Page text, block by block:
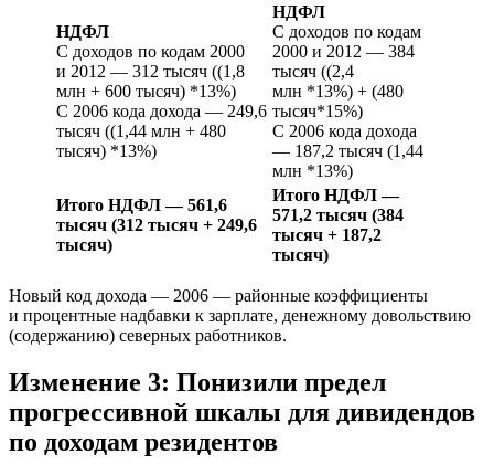
НДФЛ
С доходов по кодам 2000
и 2012 — 312 тысяч ((1,8
млн + 600 тысяч) *13%)
С 2006 кода дохода — 249,6
тысяч ((1,44 млн + 480
тысяч) *13%)
НДФЛ
С доходов по кодам
2000 и 2012 — 384
тысяч ((2,4
млн *13%) + (480
тысяч*15%)
С 2006 кода дохода
— 187,2 тысяч (1,44
млн *13%)
Итого НДФЛ — 561,6
тысяч (312 тысяч + 249,6
тысяч)
Итого НДФЛ —
571,2 тысяч (384
тысяч + 187,2
тысяч)
Новый код дохода — 2006 — районные коэффициенты
и процентные надбавки к зарплате, денежному довольствию
(содержанию) северных работников.
Изменение 3: Понизили предел
прогрессивной шкалы для дивидендов
по доходам резидентов